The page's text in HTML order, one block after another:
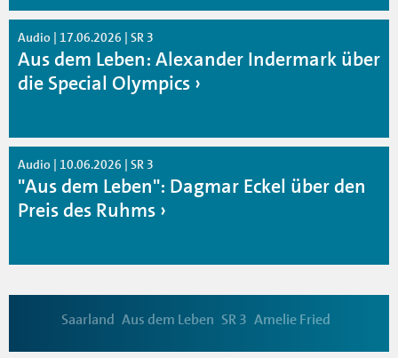
Audio | 17.06.2026 | SR 3
Aus dem Leben: Alexander Indermark über
die Special Olympics
Audio | 10.06.2026 | SR 3
"Aus dem Leben": Dagmar Eckel über den
Preis des Ruhms
Saarland Aus dem Leben SR 3 Amelie Fried